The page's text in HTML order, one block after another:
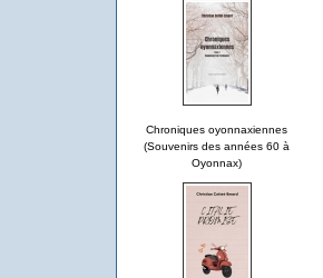
Chroniques oyonnaxiennes
(Souvenirs des années 60 à
Oyonnax)